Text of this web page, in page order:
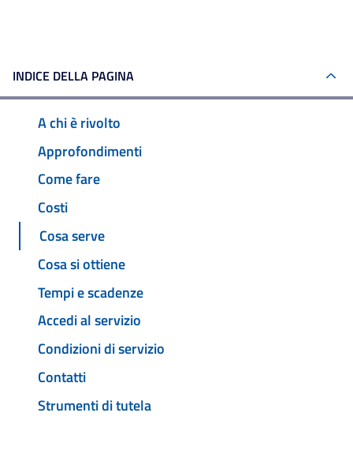
INDICE DELLA PAGINA
A chi è rivolto
Approfondimenti
Come fare
Costi
Cosa serve
Cosa si ottiene
Tempi e scadenze
Accedi al servizio
Condizioni di servizio
Contatti
Strumenti di tutela